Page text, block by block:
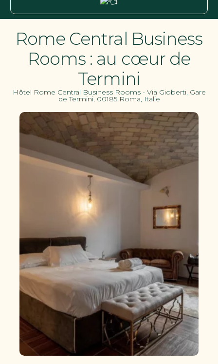
Rome Central Business
Rooms : au cœur de
Termini
Hôtel Rome Central Business Rooms - Via Gioberti, Gare
de Termini, 00185 Roma, Italie